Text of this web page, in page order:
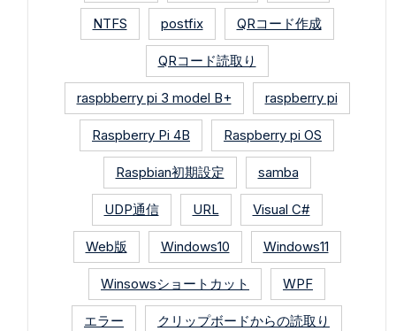
NTFS postfix QRコード作成
QRコード読取り
raspbberry pi 3 model B+ raspberry pi
Raspberry Pi 4B Raspberry pi OS
Raspbian初期設定 samba
UDP通信 URL Visual C#
Web版 Windows10 Windows11
Winsowsショートカット WPF
エラー クリップボードからの読取り